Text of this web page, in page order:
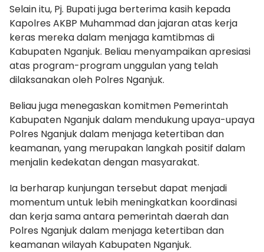
Selain itu, Pj. Bupati juga berterima kasih kepada
Kapolres AKBP Muhammad dan jajaran atas kerja
keras mereka dalam menjaga kamtibmas di
Kabupaten Nganjuk. Beliau menyampaikan apresiasi
atas program-program unggulan yang telah
dilaksanakan oleh Polres Nganjuk.
Beliau juga menegaskan komitmen Pemerintah
Kabupaten Nganjuk dalam mendukung upaya-upaya
Polres Nganjuk dalam menjaga ketertiban dan
keamanan, yang merupakan langkah positif dalam
menjalin kedekatan dengan masyarakat.
Ia berharap kunjungan tersebut dapat menjadi
momentum untuk lebih meningkatkan koordinasi
dan kerja sama antara pemerintah daerah dan
Polres Nganjuk dalam menjaga ketertiban dan
keamanan wilayah Kabupaten Nganjuk.